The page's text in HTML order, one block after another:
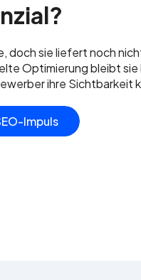
doch sie liefert noch
Optimierung bleibt
ihre Sichtbarkeit
Impuls